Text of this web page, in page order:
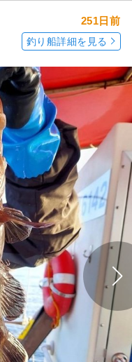
251日前
釣り船詳細を見る